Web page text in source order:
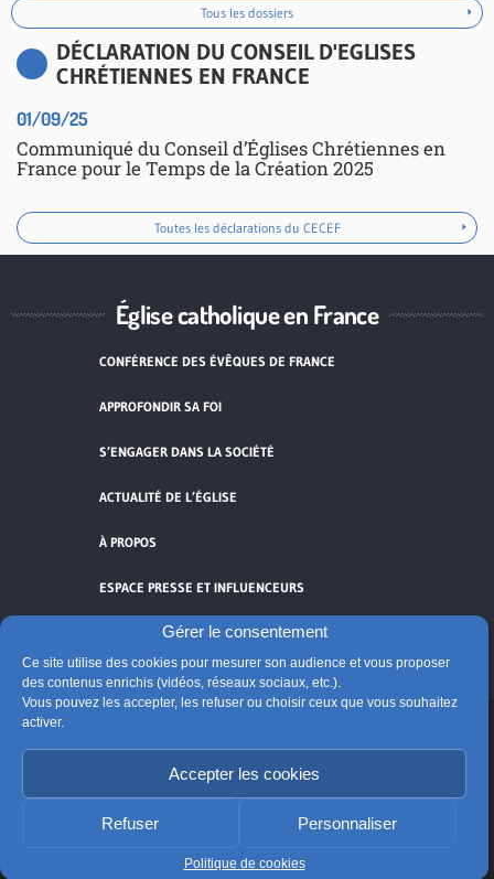
Gérer le consentement
Ce site utilise des cookies pour mesurer son audience et vous proposer
des contenus enrichis (vidéos, réseaux sociaux, etc.).
Vous pouvez les accepter, les refuser ou choisir ceux que vous souhaitez
activer.
Accepter les cookies
Refuser Personnaliser
Politique de cookies
Tous les dossiers
DÉCLARATION DU CONSEIL D'EGLISES
CHRÉTIENNES EN FRANCE
01/09/25
Communiqué du Conseil d’Églises Chrétiennes en
France pour le Temps de la Création 2025
Toutes les déclarations du CECEF
Église catholique en France
CONFÉRENCE DES ÉVÊQUES DE FRANCE
APPROFONDIR SA FOI
S’ENGAGER DANS LA SOCIÉTÉ
ACTUALITÉ DE L’ÉGLISE
À PROPOS
ESPACE PRESSE ET INFLUENCEURS
Cliquez pour accepter les cookies de
vidéos et réseaux sociaux et activer ce
contenu.
© Église catholique en France
Édité par la Conférence des évêques de France